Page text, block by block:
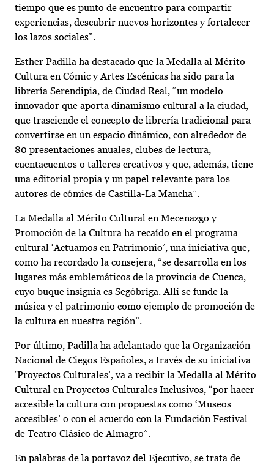
tiempo que es punto de encuentro para compartir
experiencias, descubrir nuevos horizontes y fortalecer
los lazos sociales”.
Esther Padilla ha destacado que la Medalla al Mérito
Cultura en Cómic y Artes Escénicas ha sido para la
librería Serendipia, de Ciudad Real, “un modelo
innovador que aporta dinamismo cultural a la ciudad,
que trasciende el concepto de librería tradicional para
convertirse en un espacio dinámico, con alrededor de
80 presentaciones anuales, clubes de lectura,
cuentacuentos o talleres creativos y que, además, tiene
una editorial propia y un papel relevante para los
autores de cómics de Castilla-La Mancha”.
La Medalla al Mérito Cultural en Mecenazgo y
Promoción de la Cultura ha recaído en el programa
cultural ‘Actuamos en Patrimonio’, una iniciativa que,
como ha recordado la consejera, “se desarrolla en los
lugares más emblemáticos de la provincia de Cuenca,
cuyo buque insignia es Segóbriga. Allí se funde la
música y el patrimonio como ejemplo de promoción de
la cultura en nuestra región”.
Por último, Padilla ha adelantado que la Organización
Nacional de Ciegos Españoles, a través de su iniciativa
‘Proyectos Culturales’, va a recibir la Medalla al Mérito
Cultural en Proyectos Culturales Inclusivos, “por hacer
accesible la cultura con propuestas como ‘Museos
accesibles’ o con el acuerdo con la Fundación Festival
de Teatro Clásico de Almagro”.
En palabras de la portavoz del Ejecutivo, se trata de